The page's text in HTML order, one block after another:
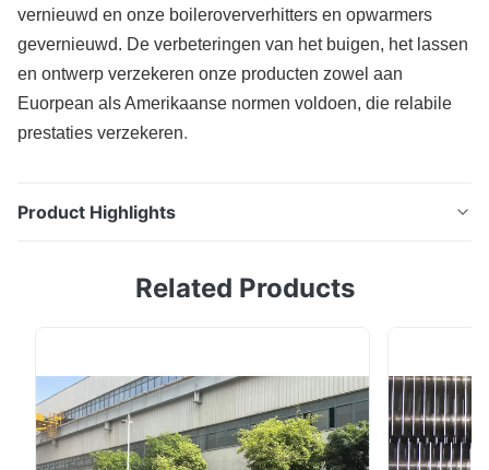
vernieuwd en onze boileroververhitters en opwarmers
gevernieuwd. De verbeteringen van het buigen, het lassen
en ontwerp verzekeren onze producten zowel aan
Euorpean als Amerikaanse normen voldoen, die relabile
prestaties verzekeren.
Product Highlights
Spiraalvormige Vinbuis voor Elektrische centrales
voor CFB-Boiler heeft de titel van high-tech
producten, gewonnen en een octrooi voor
gebruiksmodel en ontwerp ...
Related Products